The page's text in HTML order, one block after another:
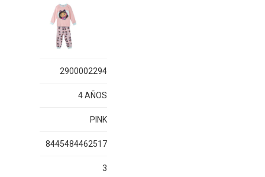
2900002294
4 AÑOS
PINK
8445484462517
3